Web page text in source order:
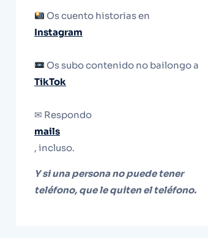
Os cuento historias en
Instagram
Os subo contenido no bailongo a
TikTok
✉ Respondo
mails
, incluso.
Y si una persona no puede tener
teléfono, que le quiten el teléfono.